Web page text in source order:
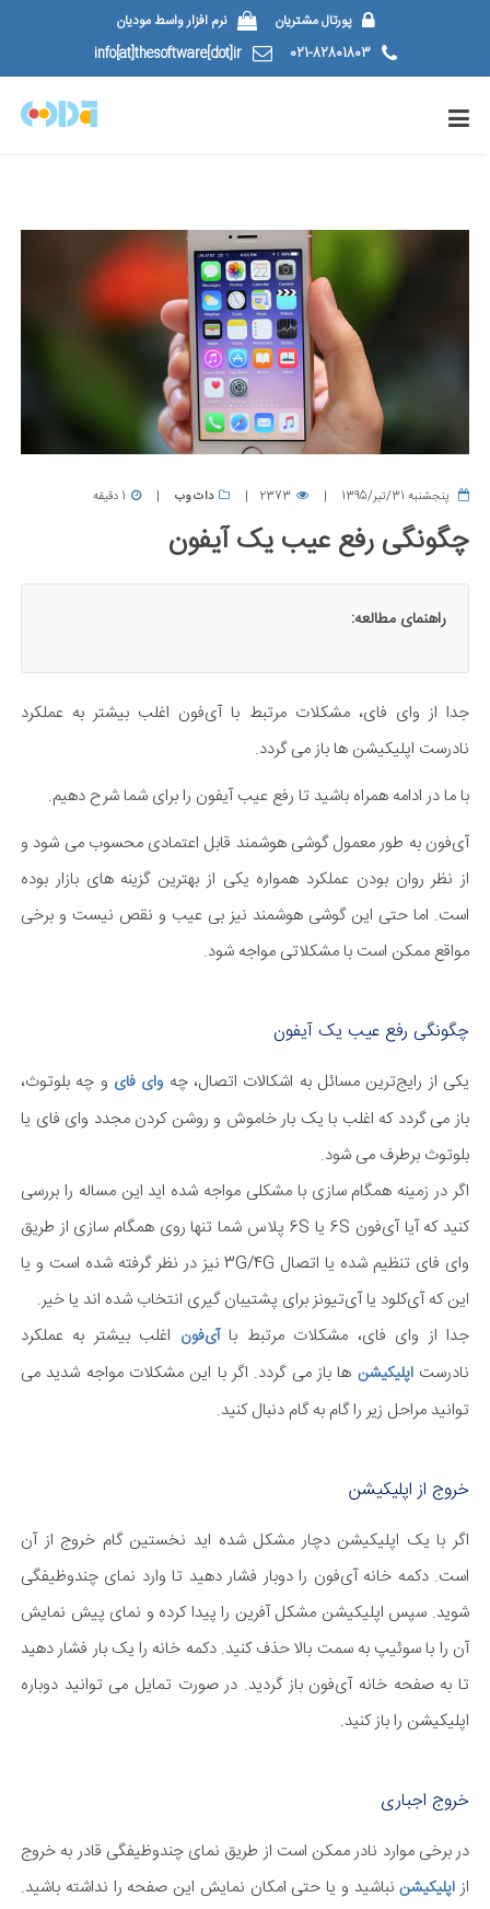
پورتال مشتریان
نرم افزار واسط مودیان
021-82801803
info[at]thesoftware[dot]ir
پنجشنبه 31/تیر/1395 2373 دات وب 1 دقیقه
چگونگی رفع عیب یک آیفون
راهنمای مطالعه:
جدا از وای فای، مشکلات مرتبط با آی‌فون اغلب بیشتر به عملکرد
نادرست اپلیکیشن ها باز می گردد.
با ما در ادامه همراه باشید تا رفع عیب آیفون را برای شما شرح دهیم.
آی‌فون به طور معمول گوشی هوشمند قابل اعتمادی محسوب می شود و
از نظر روان بودن عملکرد همواره یکی از بهترین گزینه های بازار بوده
است. اما حتی این گوشی هوشمند نیز بی عیب و نقص نیست و برخی
مواقع ممکن است با مشکلاتی مواجه شود.
چگونگی رفع عیب یک آیفون
یکی از رایج‌ترین مسائل به اشکالات اتصال، چه وای فای و چه بلوتوث،
باز می گردد که اغلب با یک بار خاموش و روشن کردن مجدد وای فای یا
بلوتوث برطرف می شود.
اگر در زمینه همگام سازی با مشکلی مواجه شده اید این مساله را بررسی
کنید که آیا آی‌فون 6S یا 6S پلاس شما تنها روی همگام سازی از طریق
وای فای تنظیم شده یا اتصال 3G/4G نیز در نظر گرفته شده است و یا
این که آی‌کلود یا آی‌تیونز برای پشتیبان گیری انتخاب شده اند یا خیر.
جدا از وای فای، مشکلات مرتبط باآی‌فون اغلب بیشتر به عملکرد
نادرستاپلیکیشن ها باز می گردد. اگر با این مشکلات مواجه شدید می
توانید مراحل زیر را گام به گام دنبال کنید.
خروج از اپلیکیشن
اگر با یک اپلیکیشن دچار مشکل شده اید نخستین گام خروج از آن
است. دکمه خانه آی‌فون را دوبار فشار دهید تا وارد نمای چندوظیفگی
شوید. سپس اپلیکیشن مشکل آفرین را پیدا کرده و نمای پیش نمایش
آن را با سوئیپ به سمت بالا حذف کنید. دکمه خانه را یک بار فشار دهید
تا به صفحه خانه آی‌فون باز گردید. در صورت تمایل می توانید دوباره
اپلیکیشن را باز کنید.
خروج اجباری
در برخی موارد نادر ممکن است از طریق نمای چندوظیفگی قادر به خروج
از اپلیکیشننباشید و یا حتی امکان نمایش این صفحه را نداشته باشید.